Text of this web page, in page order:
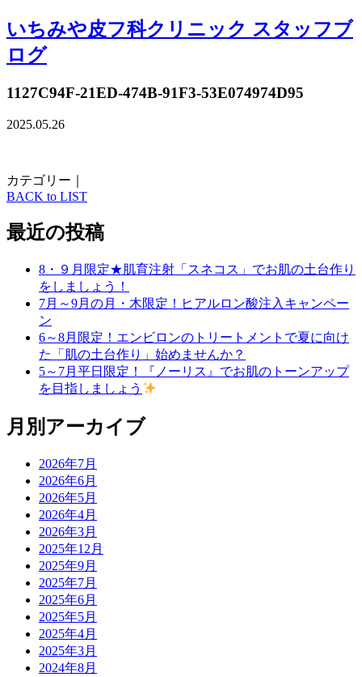
いちみや皮フ科クリニック スタッフブ
ログ
1127C94F-21ED-474B-91F3-53E074974D95
2025.05.26
カテゴリー｜
BACK to LIST
最近の投稿
8・９月限定★肌育注射「スネコス」でお肌の土台作り
をしましょう！
7月～9月の月・木限定！ヒアルロン酸注入キャンペー
ン
6～8月限定！エンビロンのトリートメントで夏に向け
た「肌の土台作り」始めませんか？
5～7月平日限定！『ノーリス』でお肌のトーンアップ
を目指しましょう
月別アーカイブ
2026年7月
2026年6月
2026年5月
2026年4月
2026年3月
2025年12月
2025年9月
2025年7月
2025年6月
2025年5月
2025年4月
2025年3月
2024年8月